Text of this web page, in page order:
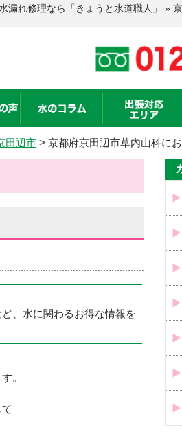
漏れ修理なら「きょうと水道職人」 »
田辺市 > 京都府京田辺市草内山科に
、水に関わるお得な情報を
。